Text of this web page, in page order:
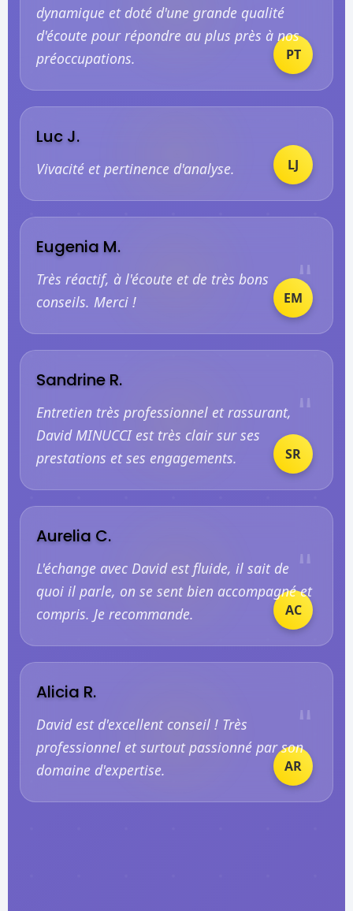
dynamique et doté d'une grande qualité
d'écoute pour répondre au plus près à nos
préoccupations.
PT
"
Luc J.
Vivacité et pertinence d'analyse. LJ
"
Eugenia M.
Très réactif, à l'écoute et de très bons
conseils. Merci !
EM
"
Sandrine R.
Entretien très professionnel et rassurant,
David MINUCCI est très clair sur ses
prestations et ses engagements.
SR
"
Aurelia C.
L'échange avec David est fluide, il sait de
quoi il parle, on se sent bien accompagné et
compris. Je recommande.
AC
"
Alicia R.
David est d'excellent conseil ! Très
professionnel et surtout passionné par son
domaine d'expertise.
AR